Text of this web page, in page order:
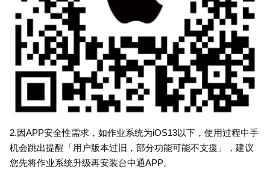
2.因APP安全性需求，如作业系统为iOS13以下，使用过程中手
机会跳出提醒「用户版本过旧，部分功能可能不支援」，建议
您先将作业系统升级再安装台中通APP。